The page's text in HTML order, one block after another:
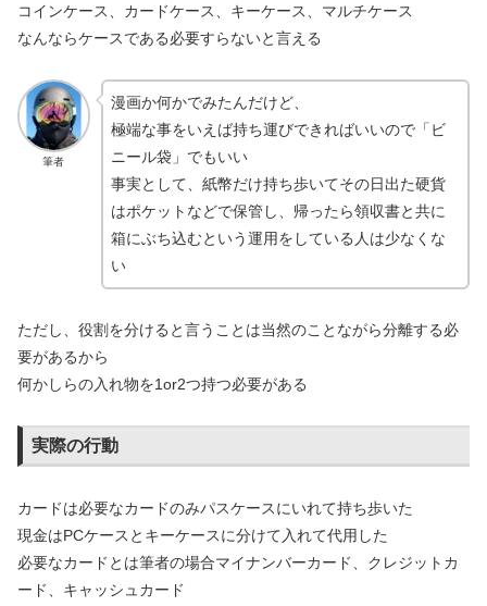
コインケース、カードケース、キーケース、マルチケース
なんならケースである必要すらないと言える
筆者
漫画か何かでみたんだけど、
極端な事をいえば持ち運びできればいいので「ビ
ニール袋」でもいい
事実として、紙幣だけ持ち歩いてその日出た硬貨
はポケットなどで保管し、帰ったら領収書と共に
箱にぶち込むという運用をしている人は少なくな
い
ただし、役割を分けると言うことは当然のことながら分離する必
要があるから
何かしらの入れ物を1or2つ持つ必要がある
実際の行動
カードは必要なカードのみパスケースにいれて持ち歩いた
現金はPCケースとキーケースに分けて入れて代用した
必要なカードとは筆者の場合マイナンバーカード、クレジットカ
ード、キャッシュカード